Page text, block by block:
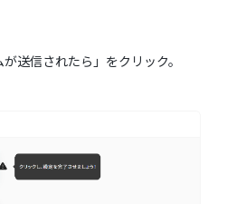
送信されたら」をクリック。